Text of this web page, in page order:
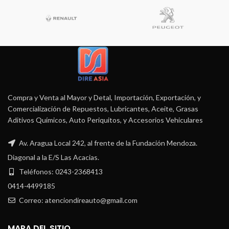
Compra y Venta al Mayor y Detal, Importación, Exportación, y
Comercialización de Repuestos, Lubricantes, Aceite, Grasas
Aditivos Químicos, Auto Periquitos, y Accesorios Vehiculares
Av. Aragua Local 242, al frente de la Fundación Mendoza.
Diagonal a la E/S Las Acacias.
Teléfonos: 0243-2368413
0414-4499185
Correo: atenciondireauto@gmail.com